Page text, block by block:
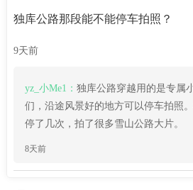
独库公路那段能不能停车拍照？
9天前
yz_小Me1： 独库公路穿越用的是专属
们，沿途风景好的地方可以停车拍照
停了几次，拍了很多雪山公路大片。
8天前